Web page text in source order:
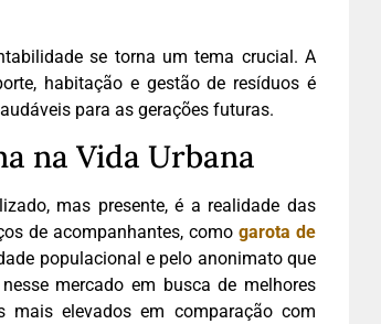
se torna um tema crucial. A
habitação e gestão de resíduos é
para as gerações futuras.
na Vida Urbana
mas presente, é a realidade das
de acompanhantes, como garota de
populacional e pelo anonimato que
mercado em busca de melhores
mais elevados em comparação com